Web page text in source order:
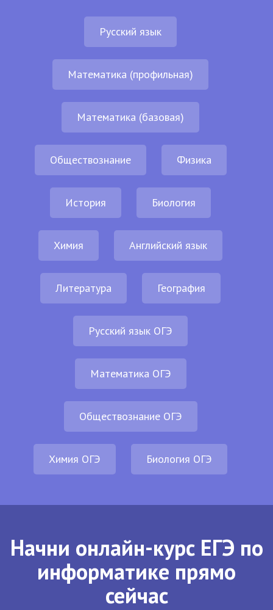
Русский язык
Математика (профильная)
Математика (базовая)
Обществознание Физика
История Биология
Химия Английский язык
Литература География
Русский язык ОГЭ
Математика ОГЭ
Обществознание ОГЭ
Химия ОГЭ Биология ОГЭ
Начни онлайн-курс ЕГЭ по
информатике прямо
сейчас